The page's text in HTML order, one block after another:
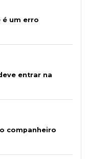
é um erro
entrar na
companheiro